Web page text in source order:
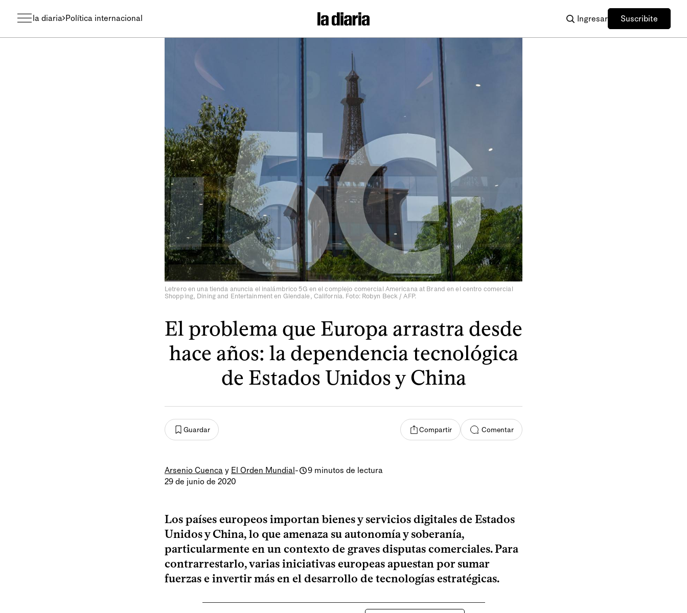
la diaria Política internacional Ingresar Suscribite
Letrero en una tienda anuncia el inalámbrico 5G en el complejo comercial Americana at Brand en el centro comercial
Shopping, Dining and Entertainment en Glendale, California. Foto: Robyn Beck / AFP.
El problema que Europa arrastra desde
hace años: la dependencia tecnológica
de Estados Unidos y China
Guardar Compartir Comentar
Arsenio Cuenca y El Orden Mundial-
9 minutos de lectura
29 de junio de 2020
Los países europeos importan bienes y servicios digitales de Estados
Unidos y China, lo que amenaza su autonomía y soberanía,
particularmente en un contexto de graves disputas comerciales. Para
contrarrestarlo, varias iniciativas europeas apuestan por sumar
fuerzas e invertir más en el desarrollo de tecnologías estratégicas.